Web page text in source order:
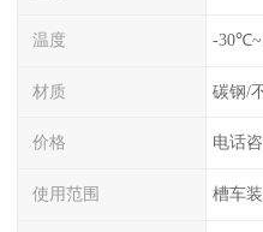
温度 -
材质 碳钢/
价格 电话
使用范围 槽车